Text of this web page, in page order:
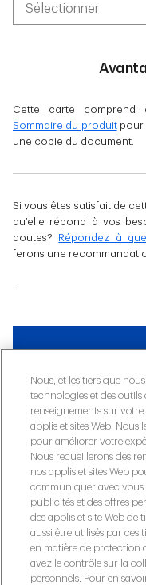
Cette carte comprend
Sommaire du produitpour
une copie du document.
Si vous êtes satisfait de
qu’elle répond à vos
doutes? Répondez à
ferons une
Nous, et les tiers que
technologies et des
renseignements sur
applis et sites Web. Nous
pour améliorer votre
Nous recueillerons des
nos applis et sites Web
communiquer avec vous
publicités et des offres
des applis et site Web de
aussi être utilisés par
en matière de protection
avez le contrôle sur la
personnels. Pour en